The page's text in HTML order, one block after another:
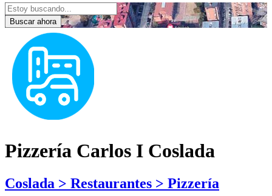
Buscar ahora
Pizzería Carlos I Coslada
Coslada > Restaurantes > Pizzería